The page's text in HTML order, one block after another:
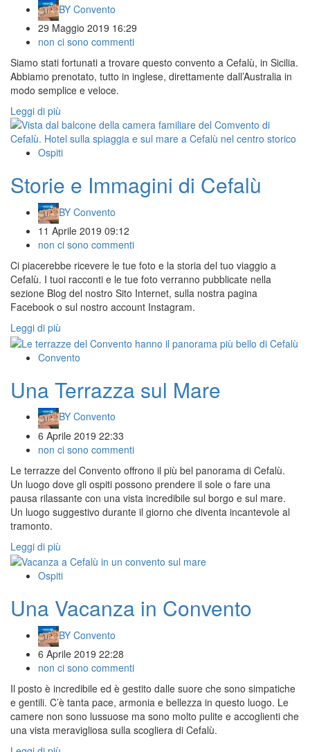
BY Convento
29 Maggio 2019 16:29
non ci sono commenti
Siamo stati fortunati a trovare questo convento a Cefalù, in Sicilia.
Abbiamo prenotato, tutto in inglese, direttamente dall’Australia in
modo semplice e veloce.
Leggi di più
Ospiti
Storie e Immagini di Cefalù
BY Convento
11 Aprile 2019 09:12
non ci sono commenti
Ci piacerebbe ricevere le tue foto e la storia del tuo viaggio a
Cefalù. I tuoi racconti e le tue foto verranno pubblicate nella
sezione Blog del nostro Sito Internet, sulla nostra pagina
Facebook o sul nostro account Instagram.
Leggi di più
Convento
Una Terrazza sul Mare
BY Convento
6 Aprile 2019 22:33
non ci sono commenti
Le terrazze del Convento offrono il più bel panorama di Cefalù.
Un luogo dove gli ospiti possono prendere il sole o fare una
pausa rilassante con una vista incredibile sul borgo e sul mare.
Un luogo suggestivo durante il giorno che diventa incantevole al
tramonto.
Leggi di più
Ospiti
Una Vacanza in Convento
BY Convento
6 Aprile 2019 22:28
non ci sono commenti
Il posto è incredibile ed è gestito dalle suore che sono simpatiche
e gentili. C’è tanta pace, armonia e bellezza in questo luogo. Le
camere non sono lussuose ma sono molto pulite e accoglienti che
una vista meravigliosa sulla scogliera di Cefalù.